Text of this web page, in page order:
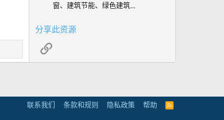
窗、建筑节能、绿色建筑...
分享此资源
链接
联系我们 条款和规则 隐私政策 帮助
R